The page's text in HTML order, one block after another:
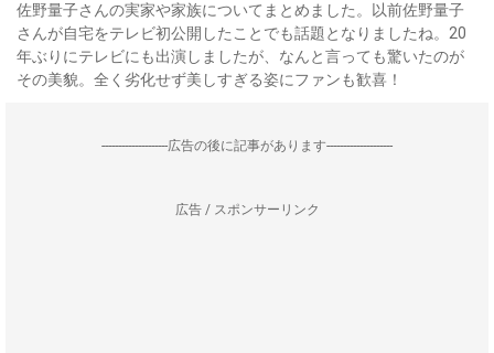
佐野量子さんの実家や家族についてまとめました。以前佐野量子
さんが自宅をテレビ初公開したことでも話題となりましたね。20
年ぶりにテレビにも出演しましたが、なんと言っても驚いたのが
その美貌。全く劣化せず美しすぎる姿にファンも歓喜！
--------------------広告の後に記事があります--------------------
広告 / スポンサーリンク